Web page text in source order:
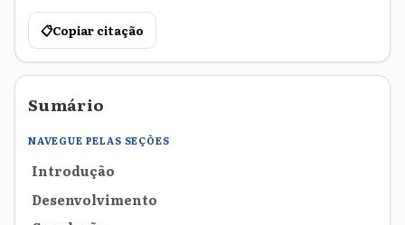
📋Copiar citação
Sumário
NAVEGUE PELAS SEÇÕES
Introdução
Desenvolvimento